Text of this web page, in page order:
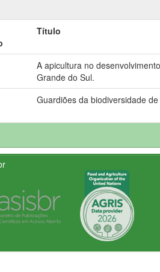
Título
A apicultura no
Grande do Sul.
Guardiões da biodiversidade